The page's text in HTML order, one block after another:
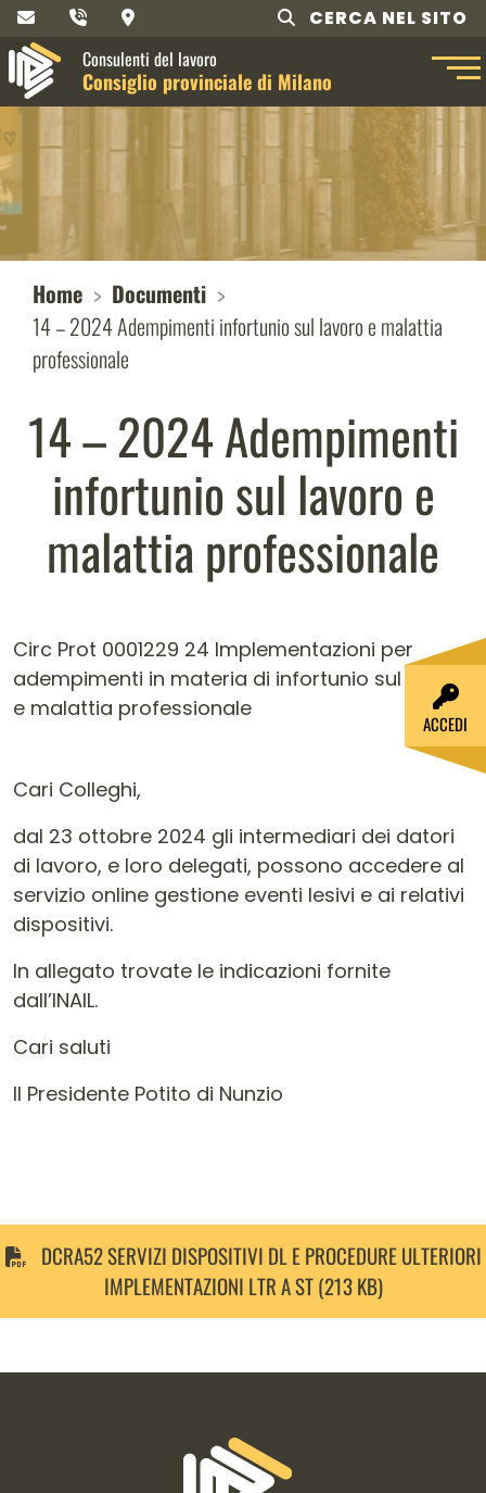
CERCA NEL SITO
Consulenti del lavoro
Consiglio provinciale di Milano
Home
Documenti
14 – 2024 Adempimenti infortunio sul lavoro e malattia
professionale
14 – 2024 Adempimenti
infortunio sul lavoro e
malattia professionale
Circ Prot 0001229 24 Implementazioni per
adempimenti in materia di infortunio sul lavoro
e malattia professionale
Cari Colleghi,
dal 23 ottobre 2024 gli intermediari dei datori
di lavoro, e loro delegati, possono accedere al
servizio online gestione eventi lesivi e ai relativi
dispositivi.
In allegato trovate le indicazioni fornite
dall’INAIL.
Cari saluti
Il Presidente Potito di Nunzio
DCRA52 SERVIZI DISPOSITIVI DL E PROCEDURE ULTERIORI
IMPLEMENTAZIONI LTR A ST (213 KB)
Informazioni di contatto e link
ACCEDI